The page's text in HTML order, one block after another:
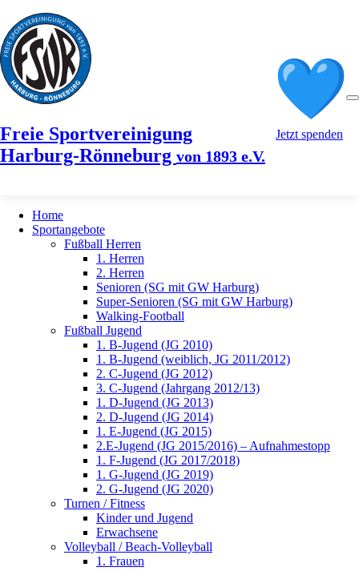
Freie Sportvereinigung
Harburg-Rönneburg von 1893 e.V.
Jetzt spenden
Home
Sportangebote
Fußball Herren
1. Herren
2. Herren
Senioren (SG mit GW Harburg)
Super-Senioren (SG mit GW Harburg)
Walking-Football
Fußball Jugend
1. B-Jugend (JG 2010)
1. B-Jugend (weiblich, JG 2011/2012)
2. C-Jugend (JG 2012)
3. C-Jugend (Jahrgang 2012/13)
1. D-Jugend (JG 2013)
2. D-Jugend (JG 2014)
1. E-Jugend (JG 2015)
2.E-Jugend (JG 2015/2016) – Aufnahmestopp
1. F-Jugend (JG 2017/2018)
1. G-Jugend (JG 2019)
2. G-Jugend (JG 2020)
Turnen / Fitness
Kinder und Jugend
Erwachsene
Volleyball / Beach-Volleyball
1. Frauen